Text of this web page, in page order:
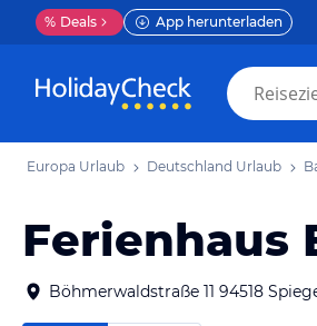
% Deals App herunterladen
Europa Urlaub Deutschland Urlaub
Ferienhaus
Böhmerwaldstraße 11 94518